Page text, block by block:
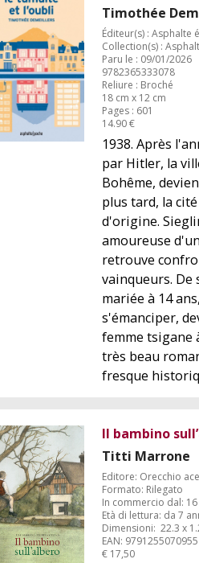
Timothée
Éditeur(s) : Asphalte
Collection(s) :
Paru le : 09/01/2026
9782365333078
Reliure : Broché
18 cm x 12 cm
Pages : 601
14.90 €
1938. Après
par Hitler, la
Bohême,
plus tard, la
d'origine.
amoureuse
retrouve
vainqueurs. De
mariée à 14
s'émanciper,
femme tsigane
très beau
fresque
Il bambino
Titti Marrone
Editore: Orecchio
Formato: Rilegato
In commercio dal:
Età di lettura: da 7
Dimensioni: ‎ 22.3 x
EAN: 9791255070955
€ 17,50